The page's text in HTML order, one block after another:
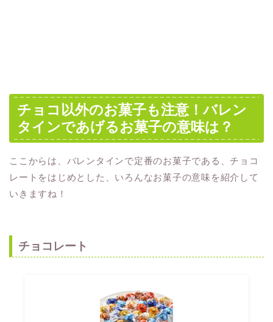
チョコ以外のお菓子も注意！バレン
タインであげるお菓子の意味は？
ここからは、バレンタインで定番のお菓子である、チョコ
レートをはじめとした、いろんなお菓子の意味を紹介して
いきますね！
チョコレート